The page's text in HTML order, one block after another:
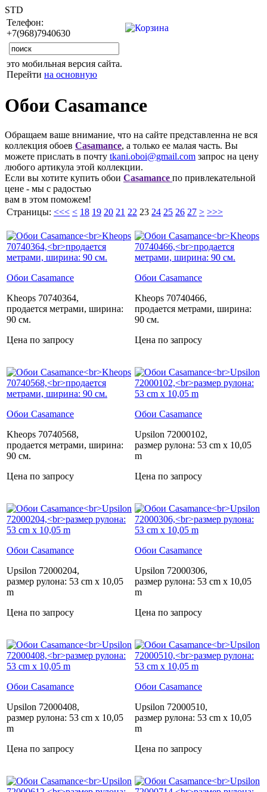
STD
Телефон:
+7(968)7940630
это мобильная версия сайта.
Перейти на основную
Обои Casamance
Обращаем ваше внимание, что на сайте представленна не вся
коллекция обоев Casamance, а только ее малая часть. Вы
можете прислать в почту tkani.oboi@gmail.com запрос на цену
любого артикула этой коллекции.
Если вы хотите купить обои Casamance по привлекательной
цене - мы с радостью
вам в этом поможем!
Страницы: <<< < 18 19 20 21 22 23 24 25 26 27 > >>>
Обои Casamance
Kheops 70740364,
продается метрами, ширина:
90 см.
Цена по запросу
Обои Casamance
Kheops 70740466,
продается метрами, ширина:
90 см.
Цена по запросу
Обои Casamance
Kheops 70740568,
продается метрами, ширина:
90 см.
Цена по запросу
Обои Casamance
Upsilon 72000102,
размер рулона: 53 cm x 10,05
m
Цена по запросу
Обои Casamance
Upsilon 72000204,
размер рулона: 53 cm x 10,05
m
Цена по запросу
Обои Casamance
Upsilon 72000306,
размер рулона: 53 cm x 10,05
m
Цена по запросу
Обои Casamance
Upsilon 72000408,
размер рулона: 53 cm x 10,05
m
Цена по запросу
Обои Casamance
Upsilon 72000510,
размер рулона: 53 cm x 10,05
m
Цена по запросу